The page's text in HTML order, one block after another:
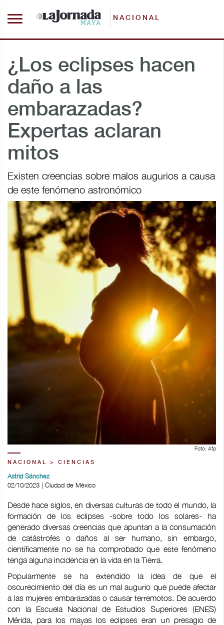
NACIONAL
¿Los eclipses hacen
daño a las
embarazadas?
Expertas aclaran
mitos
Existen creencias sobre malos augurios a causa
de este fenómeno astronómico
Foto: Afp
NACIONAL > CIENCIAS
Astrid Sánchez
02/10/2023 | Ciudad de México
Desde hace siglos, en diversas culturas de todo el mundo, la
formación de los eclipses -sobre todo los solares- ha
generado diversas creencias que apuntan a la consumación
de catástrofes o daños al ser humano, sin embargo,
científicamente no se ha comprobado que este fenómeno
tenga alguna incidencia en la vida en la Tierra.
Popularmente se ha extendido la idea de que el
oscurecimiento del día es un mal augurio que puede afectar
a las mujeres embarazadas o causar terremotos. De acuerdo
con la Escuela Nacional de Estudios Superiores (ENES)
Mérida, para los mayas los eclipses eran un presagio de